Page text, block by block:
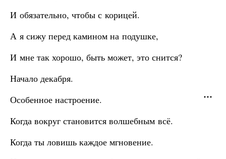
И обязательно, чтобы с корицей.
А я сижу перед камином на подушке,
И мне так хорошо, быть может, это снится?
Начало декабря.
Особенное настроение.
Когда вокруг становится волшебным всё.
Когда ты ловишь каждое мгновение.